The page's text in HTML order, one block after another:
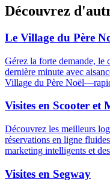
Découvrez
Le Village du Père
Gérez la forte demande, le
dernière minute avec
Village du Père
Visites en Scooter et
Découvrez les meilleurs
réservations en ligne
marketing intelligents et
Visites en Segway